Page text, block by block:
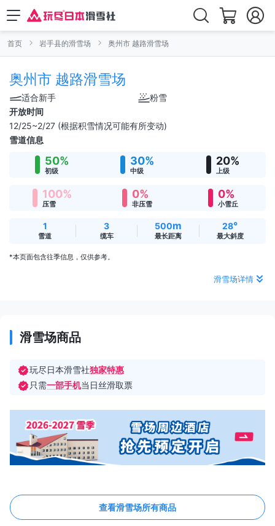
首页 岩手县的滑雪场 奥州市 越路滑雪场
奥州市 越路滑雪场
适合新手
粉雪
开放时间
12/25~2/27 (根据积雪情况可能有所变动)
雪道信息
50%
初级
30%
中级
20%
上级
100%
压雪
0%
非压雪
0%
小雪丘
1
雪道
3
缆车
500m
最长距离
28°
最大斜度
*本页面包含往季信息，仅供参考。
滑雪场详情
滑雪场商品
玩尽日本滑雪社独家特惠
只需一部手机当日丝滑取票
查看滑雪场所有商品